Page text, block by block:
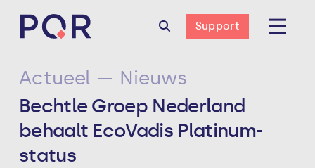
Support
Actueel — Nieuws
Bechtle Groep Nederland
behaalt EcoVadis Platinum-
status